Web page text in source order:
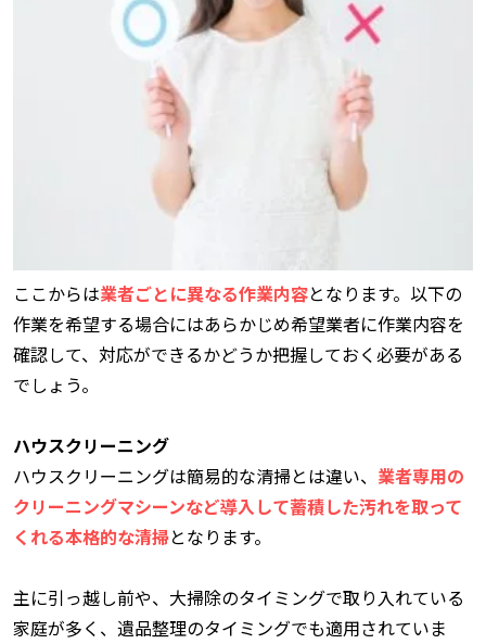
ここからは業者ごとに異なる作業内容となります。以下の
作業を希望する場合にはあらかじめ希望業者に作業内容を
確認して、対応ができるかどうか把握しておく必要がある
でしょう。
ハウスクリーニング
ハウスクリーニングは簡易的な清掃とは違い、 業者専用の
クリーニングマシーンなど導入して蓄積した汚れを取って
くれる本格的な清掃となります。
主に引っ越し前や、大掃除のタイミングで取り入れている
家庭が多く、遺品整理のタイミングでも適用されていま